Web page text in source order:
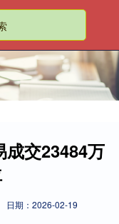
交23484万
日期：2026-02-19